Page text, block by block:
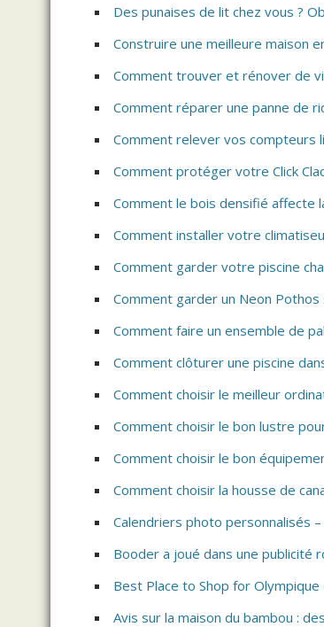
Des punaises de lit chez vous ?
Construire une meilleure maison
Comment trouver et rénover de
Comment réparer une panne de
Comment relever vos compteurs
Comment protéger votre Click
Comment le bois densifié affecte
Comment installer votre
Comment garder votre piscine
Comment garder un Neon
Comment faire un ensemble de
Comment clôturer une piscine
Comment choisir le meilleur
Comment choisir le bon lustre
Comment choisir le bon
Comment choisir la housse de
Calendriers photo personnalisés
Booder a joué dans une publicité
Best Place to Shop for
Avis sur la maison du bambou :